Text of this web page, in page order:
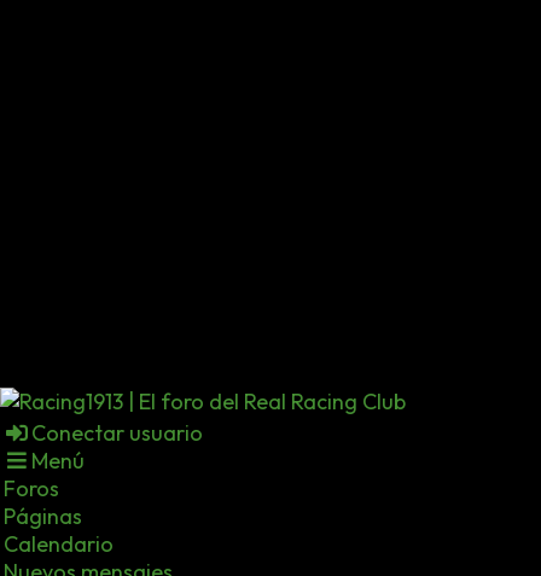
Conectar usuario
Menú
Foros
Páginas
Calendario